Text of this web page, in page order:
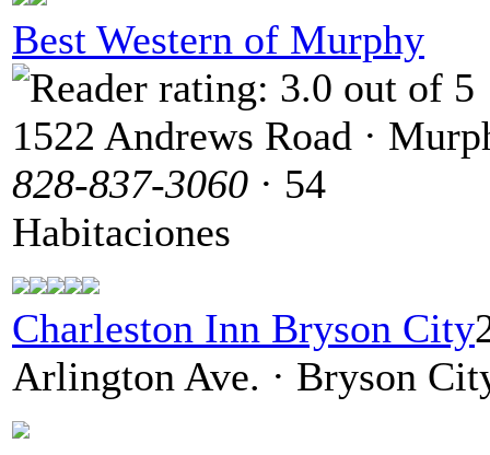
Best Western of Murphy
1522 Andrews Road ·
828-837-3060 · 54
Habitaciones
Charleston Inn Bryson City
Arlington Ave. · Bryson